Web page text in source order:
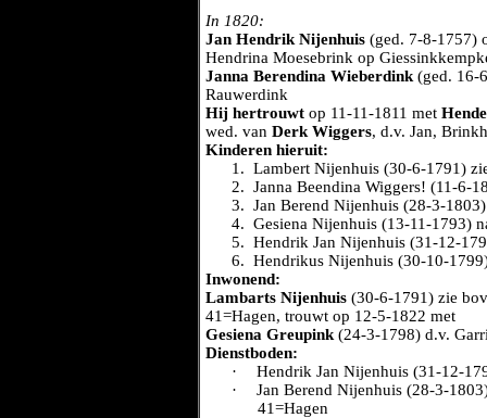
In 1820:
Jan Hendrik Nijenhuis (ged. 7-8-1757)
Hendrina Moesebrink op
Janna Berendina Wieberdink (ged. 16-
Rauwerdink
Hij hertrouwt op 11-11-1811 met
wed. van Derk Wiggers, d.v. Jan,
Kinderen hieruit:
1. Lambert Nijenhuis (30-6-1791)
2. Janna Beendina Wiggers! (11-6-
3. Jan Berend Nijenhuis (28-3-
4. Gesiena Nijenhuis (13-11-1793)
5. Hendrik Jan Nijenhuis (31-12-
6. Hendrikus Nijenhuis (30-10-
Inwonend:
Lambarts Nijenhuis (30-6-1791) zie
41=Hagen, trouwt op 12-5-1822 met
Gesiena Greupink (24-3-1798) d.v.
Dienstboden:
·
Hendrik Jan Nijenhuis (31-12-
·
Jan Berend Nijenhuis (28-3-
41=Hagen